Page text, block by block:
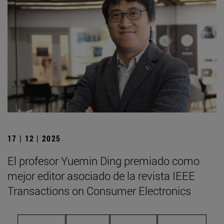
17 | 12 | 2025
El profesor Yuemin Ding premiado como
mejor editor asociado de la revista IEEE
Transactions on Consumer Electronics